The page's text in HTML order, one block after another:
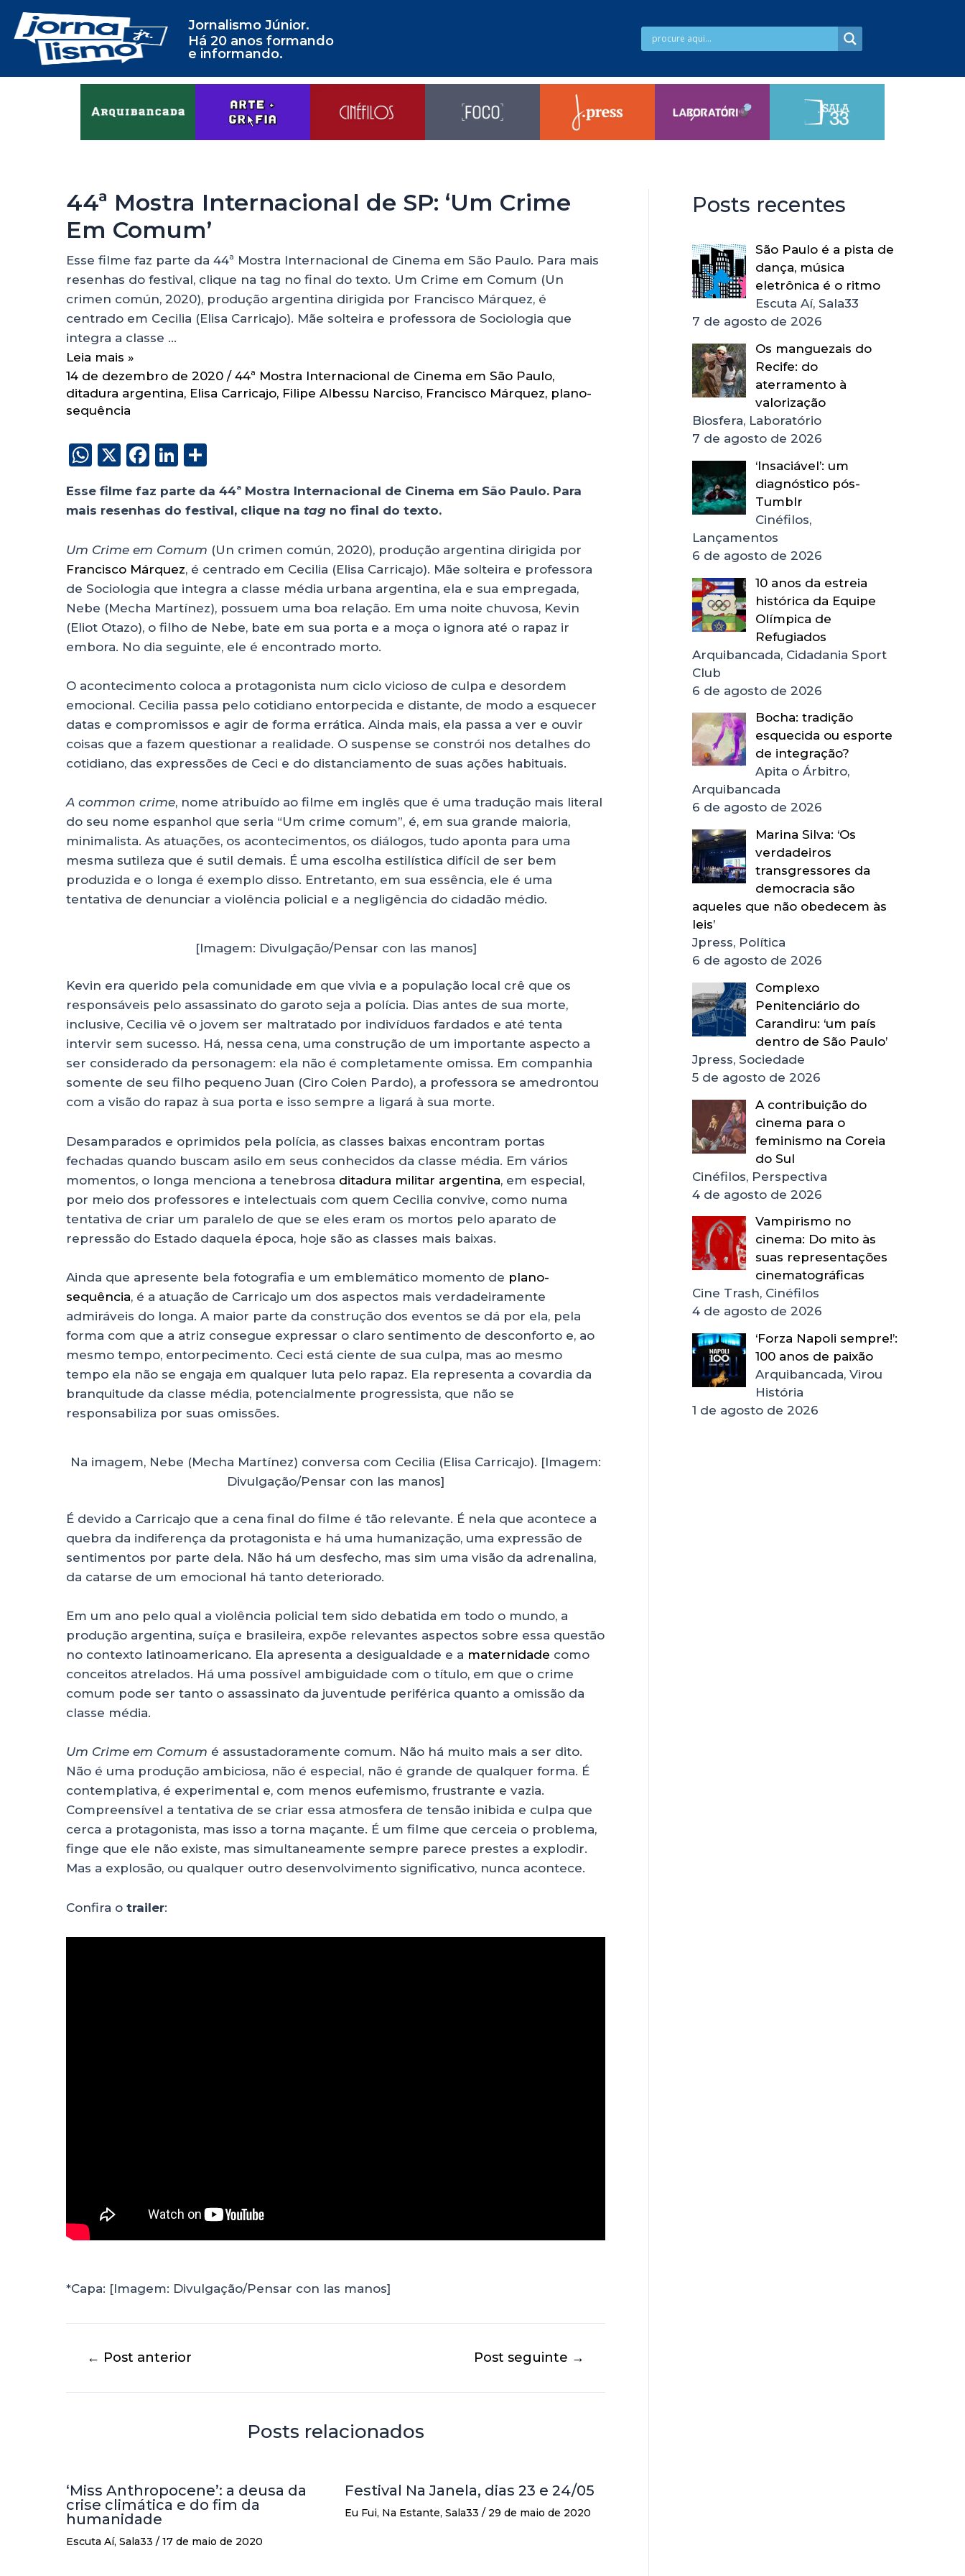
Jornalismo Júnior.
Há 20 anos formando
e informando.
44ª Mostra Internacional de SP: ‘Um Crime
Em Comum’
Esse filme faz parte da 44ª Mostra Internacional de Cinema em São Paulo. Para mais
resenhas do festival, clique na tag no final do texto. Um Crime em Comum (Un
crimen común, 2020), produção argentina dirigida por Francisco Márquez, é
centrado em Cecilia (Elisa Carricajo). Mãe solteira e professora de Sociologia que
integra a classe …
Leia mais »
14 de dezembro de 2020 / 44ª Mostra Internacional de Cinema em São Paulo,
ditadura argentina, Elisa Carricajo, Filipe Albessu Narciso, Francisco Márquez, plano-
sequência
W
h
a
ts
A
p
p
X
F
c
e
b
o
o
k
Li
k
e
dI
n
a
re
Esse filme faz parte da 44ª Mostra Internacional de Cinema em São Paulo. Para
mais resenhas do festival, clique na tag no final do texto.
Um Crime em Comum (Un crimen común, 2020), produção argentina dirigida por
Francisco Márquez, é centrado em Cecilia (Elisa Carricajo). Mãe solteira e professora
de Sociologia que integra a classe média urbana argentina, ela e sua empregada,
Nebe (Mecha Martínez), possuem uma boa relação. Em uma noite chuvosa, Kevin
(Eliot Otazo), o filho de Nebe, bate em sua porta e a moça o ignora até o rapaz ir
embora. No dia seguinte, ele é encontrado morto.
O acontecimento coloca a protagonista num ciclo vicioso de culpa e desordem
emocional. Cecilia passa pelo cotidiano entorpecida e distante, de modo a esquecer
datas e compromissos e agir de forma errática. Ainda mais, ela passa a ver e ouvir
coisas que a fazem questionar a realidade. O suspense se constrói nos detalhes do
cotidiano, das expressões de Ceci e do distanciamento de suas ações habituais.
A common crime, nome atribuído ao filme em inglês que é uma tradução mais literal
do seu nome espanhol que seria “Um crime comum”, é, em sua grande maioria,
minimalista. As atuações, os acontecimentos, os diálogos, tudo aponta para uma
mesma sutileza que é sutil demais. É uma escolha estilística difícil de ser bem
produzida e o longa é exemplo disso. Entretanto, em sua essência, ele é uma
tentativa de denunciar a violência policial e a negligência do cidadão médio.
[Imagem: Divulgação/Pensar con las manos]
Kevin era querido pela comunidade em que vivia e a população local crê que os
responsáveis pelo assassinato do garoto seja a polícia. Dias antes de sua morte,
inclusive, Cecilia vê o jovem ser maltratado por indivíduos fardados e até tenta
intervir sem sucesso. Há, nessa cena, uma construção de um importante aspecto a
ser considerado da personagem: ela não é completamente omissa. Em companhia
somente de seu filho pequeno Juan (Ciro Coien Pardo), a professora se amedrontou
com a visão do rapaz à sua porta e isso sempre a ligará à sua morte.
Desamparados e oprimidos pela polícia, as classes baixas encontram portas
fechadas quando buscam asilo em seus conhecidos da classe média. Em vários
momentos, o longa menciona a tenebrosa ditadura militar argentina, em especial,
por meio dos professores e intelectuais com quem Cecilia convive, como numa
tentativa de criar um paralelo de que se eles eram os mortos pelo aparato de
repressão do Estado daquela época, hoje são as classes mais baixas.
Ainda que apresente bela fotografia e um emblemático momento de plano-
sequência, é a atuação de Carricajo um dos aspectos mais verdadeiramente
admiráveis do longa. A maior parte da construção dos eventos se dá por ela, pela
forma com que a atriz consegue expressar o claro sentimento de desconforto e, ao
mesmo tempo, entorpecimento. Ceci está ciente de sua culpa, mas ao mesmo
tempo ela não se engaja em qualquer luta pelo rapaz. Ela representa a covardia da
branquitude da classe média, potencialmente progressista, que não se
responsabiliza por suas omissões.
Na imagem, Nebe (Mecha Martínez) conversa com Cecilia (Elisa Carricajo). [Imagem:
Divulgação/Pensar con las manos]
É devido a Carricajo que a cena final do filme é tão relevante. É nela que acontece a
quebra da indiferença da protagonista e há uma humanização, uma expressão de
sentimentos por parte dela. Não há um desfecho, mas sim uma visão da adrenalina,
da catarse de um emocional há tanto deteriorado.
Em um ano pelo qual a violência policial tem sido debatida em todo o mundo, a
produção argentina, suíça e brasileira, expõe relevantes aspectos sobre essa questão
no contexto latinoamericano. Ela apresenta a desigualdade e a maternidade como
conceitos atrelados. Há uma possível ambiguidade com o título, em que o crime
comum pode ser tanto o assassinato da juventude periférica quanto a omissão da
classe média.
Um Crime em Comum é assustadoramente comum. Não há muito mais a ser dito.
Não é uma produção ambiciosa, não é especial, não é grande de qualquer forma. É
contemplativa, é experimental e, com menos eufemismo, frustrante e vazia.
Compreensível a tentativa de se criar essa atmosfera de tensão inibida e culpa que
cerca a protagonista, mas isso a torna maçante. É um filme que cerceia o problema,
finge que ele não existe, mas simultaneamente sempre parece prestes a explodir.
Mas a explosão, ou qualquer outro desenvolvimento significativo, nunca acontece.
Confira o trailer:
*Capa: [Imagem: Divulgação/Pensar con las manos]
← Post anterior Post seguinte →
Posts relacionados
‘Miss Anthropocene’: a deusa da
crise climática e do fim da
humanidade
Escuta Aí, Sala33 / 17 de maio de 2020
Festival Na Janela, dias 23 e 24/05
Eu Fui, Na Estante, Sala33 / 29 de maio de 2020
Posts recentes
São Paulo é a pista de
dança, música
eletrônica é o ritmo
Escuta Aí, Sala33
7 de agosto de 2026
Os manguezais do
Recife: do
aterramento à
valorização
Biosfera, Laboratório
7 de agosto de 2026
‘Insaciável’: um
diagnóstico pós-
Tumblr
Cinéfilos,
Lançamentos
6 de agosto de 2026
10 anos da estreia
histórica da Equipe
Olímpica de
Refugiados
Arquibancada, Cidadania Sport
Club
6 de agosto de 2026
Bocha: tradição
esquecida ou esporte
de integração?
Apita o Árbitro,
Arquibancada
6 de agosto de 2026
Marina Silva: ‘Os
verdadeiros
transgressores da
democracia são
aqueles que não obedecem às
leis’
Jpress, Política
6 de agosto de 2026
Complexo
Penitenciário do
Carandiru: ‘um país
dentro de São Paulo’
Jpress, Sociedade
5 de agosto de 2026
A contribuição do
cinema para o
feminismo na Coreia
do Sul
Cinéfilos, Perspectiva
4 de agosto de 2026
Vampirismo no
cinema: Do mito às
suas representações
cinematográficas
Cine Trash, Cinéfilos
4 de agosto de 2026
‘Forza Napoli sempre!’:
100 anos de paixão
Arquibancada, Virou
História
1 de agosto de 2026